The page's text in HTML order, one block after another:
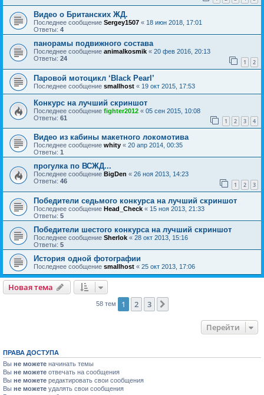
Видео о Британских ЖД.
Последнее сообщение Sergey1507 « 18 июн 2018, 17:01
Ответы: 4
панорамы подвижного состава
Последнее сообщение animalkosmik « 20 фев 2016, 20:13
Ответы: 24 1 2
Паровой мотоцикл ‘Black Pearl’
Последнее сообщение smallhost « 19 окт 2015, 17:53
Конкурс на лучший скриншот
Последнее сообщение fighter2012 « 05 сен 2015, 10:08
Ответы: 61 1 2 3 4
Видео из кабины макетного локомотива
Последнее сообщение whity « 20 апр 2014, 00:35
Ответы: 1
прогулка по ВСЖД...
Последнее сообщение BigDen « 26 ноя 2013, 14:23
Ответы: 46 1 2 3
Победители седьмого конкурса на лучший скриншот
Последнее сообщение Head_Check « 15 ноя 2013, 21:33
Ответы: 5
Победители шестого конкурса на лучший скриншот
Последнее сообщение Sherlok « 28 окт 2013, 15:16
Ответы: 5
История одной фотографии
Последнее сообщение smallhost « 25 окт 2013, 17:06
Новая тема
58 тем 1 2 3
Перейти
ПРАВА ДОСТУПА
Вы не можете начинать темы
Вы не можете отвечать на сообщения
Вы не можете редактировать свои сообщения
Вы не можете удалять свои сообщения